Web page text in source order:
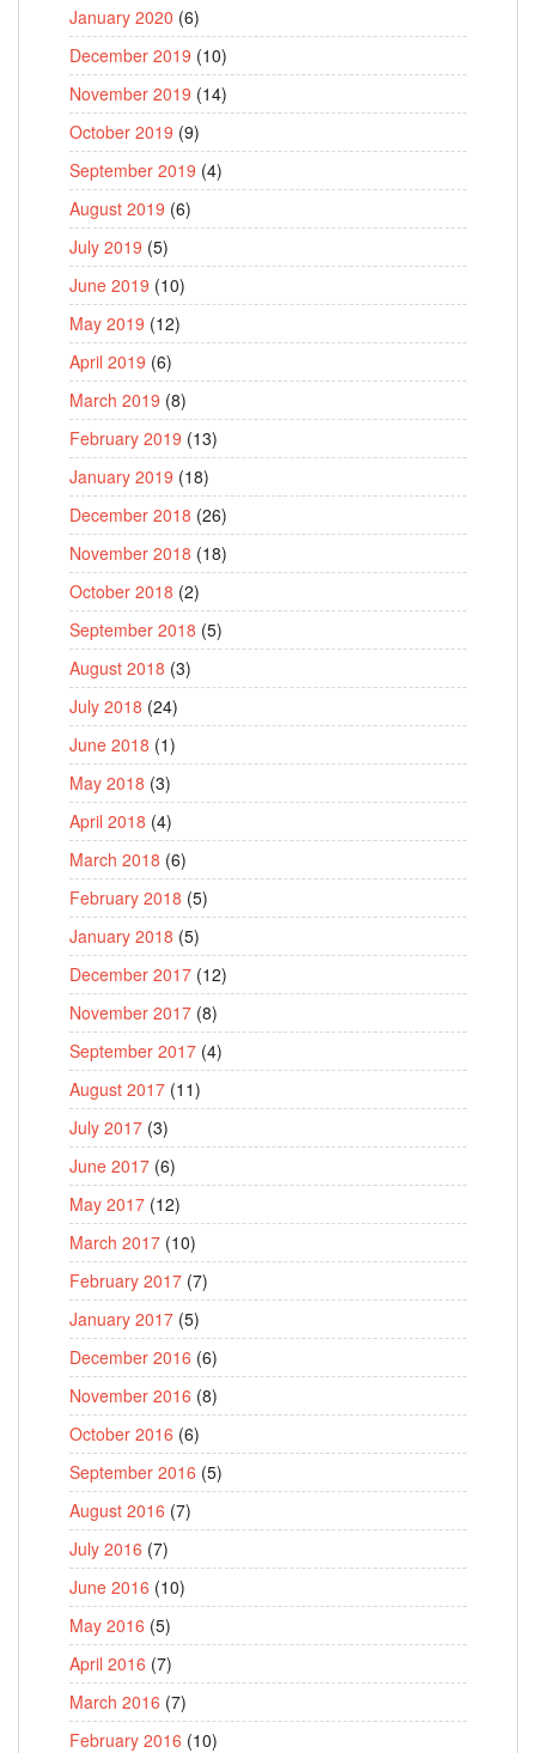
January 2020 (6)
December 2019 (10)
November 2019 (14)
October 2019 (9)
September 2019 (4)
August 2019 (6)
July 2019 (5)
June 2019 (10)
May 2019 (12)
April 2019 (6)
March 2019 (8)
February 2019 (13)
January 2019 (18)
December 2018 (26)
November 2018 (18)
October 2018 (2)
September 2018 (5)
August 2018 (3)
July 2018 (24)
June 2018 (1)
May 2018 (3)
April 2018 (4)
March 2018 (6)
February 2018 (5)
January 2018 (5)
December 2017 (12)
November 2017 (8)
September 2017 (4)
August 2017 (11)
July 2017 (3)
June 2017 (6)
May 2017 (12)
March 2017 (10)
February 2017 (7)
January 2017 (5)
December 2016 (6)
November 2016 (8)
October 2016 (6)
September 2016 (5)
August 2016 (7)
July 2016 (7)
June 2016 (10)
May 2016 (5)
April 2016 (7)
March 2016 (7)
February 2016 (10)